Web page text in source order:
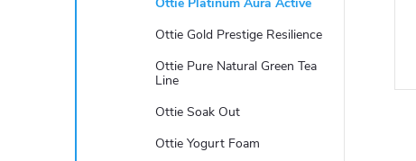
Ottie Gold Prestige Resilience
Ottie Pure Natural Green Tea
Line
Ottie Soak Out
Ottie Yogurt Foam
t